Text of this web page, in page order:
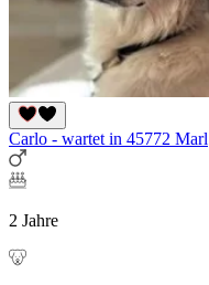
Carlo - wartet in 45772 Marl
2 Jahre